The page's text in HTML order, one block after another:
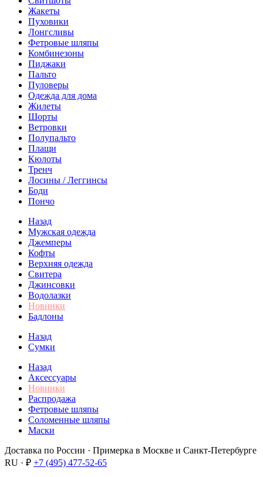
Жакеты
Пуховики
Лонгсливы
Фетровые шляпы
Комбинезоны
Пиджаки
Пальто
Пуловеры
Одежда для дома
Жилеты
Шорты
Ветровки
Полупальто
Плащи
Кюлоты
Тренч
Лосины / Леггинсы
Боди
Пончо
Назад
Мужская одежда
Джемперы
Кофты
Верхняя одежда
Свитера
Джинсовки
Водолазки
Новинки
Бадлоны
Назад
Сумки
Назад
Аксессуары
Новинки
Распродажа
Фетровые шляпы
Соломенные шляпы
Маски
Доставка по России · Примерка в Москве и Санкт-Петербурге
RU · ₽ +7 (495) 477-52-65